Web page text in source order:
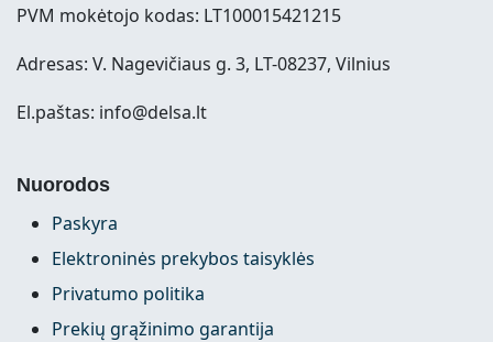
PVM mokėtojo kodas: LT100015421215
Adresas: V. Nagevičiaus g. 3, LT-08237, Vilnius
El.paštas: info@delsa.lt
Nuorodos
Paskyra
Elektroninės prekybos taisyklės
Privatumo politika
Prekių grąžinimo garantija